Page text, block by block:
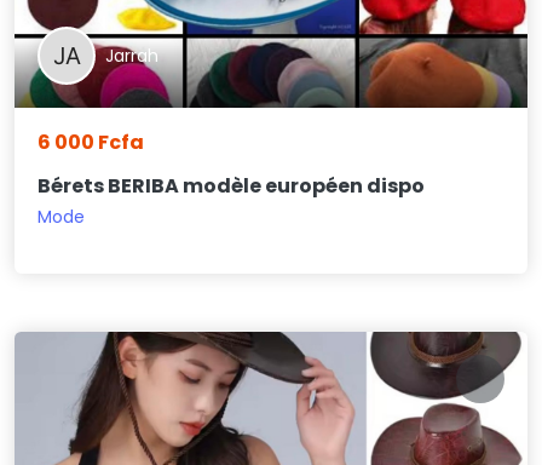
Jarrah
6 000 Fcfa
Bérets BERIBA modèle européen dispo
Mode